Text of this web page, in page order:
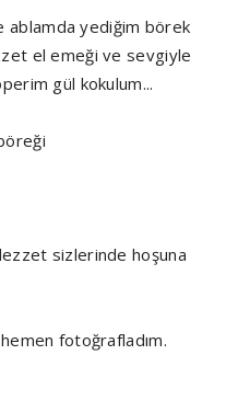
ablamda yediğim börek
el emeği ve sevgiyle
gül kokulum...
sizlerinde hoşuna
fotoğrafladım.